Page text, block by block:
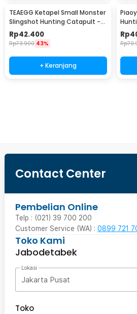
TEAEGG Ketapel Small Monster
Slingshot Hunting Catapult -
JH8171
Rp42.400
Rp73.900 43%
+ Keranjang
Rp
Rp
Contact Center
Pembelian Online
Telp : (021) 39 700 200
Customer Service (WA) : 0899 721
Toko Kami
Jabodetabek
Lokasi
Jakarta Pusat
Toko